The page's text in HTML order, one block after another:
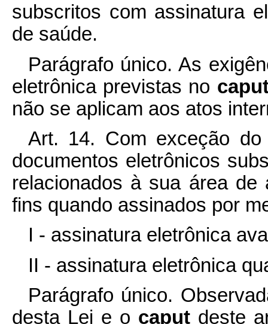
subscritos com assinatura
de saúde.
Parágrafo único. As
eletrônica previstas no
não se aplicam aos atos
Art. 14. Com exceção
documentos eletrônicos
relacionados à sua área
fins quando assinados por
I - assinatura eletrônica
II - assinatura eletrônica
Parágrafo único.
desta Lei e o caput deste